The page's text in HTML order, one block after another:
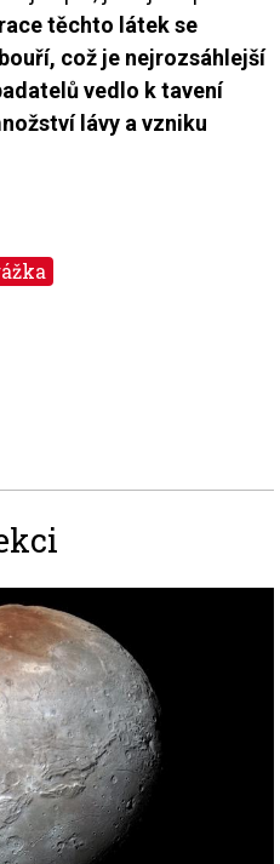
těchto látek se
což je nejrozsáhlejší
vedlo k tavení
lávy a vzniku